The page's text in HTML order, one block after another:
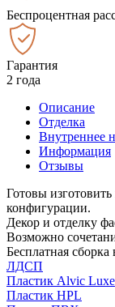
Беспроцентная
Гарантия
2 года
Описание
Отделка
Внутреннее
Информация
Отзывы
Готовы
конфигурации.
Декор и отделку
Возможно
Бесплатная
ЛДСП
Пластик Alvic Luxe
Пластик HPL